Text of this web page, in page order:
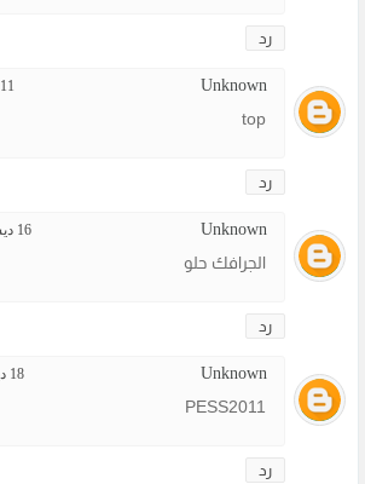
رد
Unknown 11 ديسمبر 2021 في 7:55 م
top
رد
Unknown 16 ديسمبر 2021 في 12:05 ص
الجرافك حلو
رد
Unknown 18 ديسمبر 2021 في 9:53 ص
PESS2011
رد